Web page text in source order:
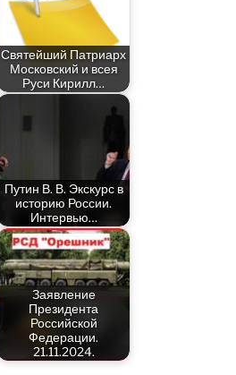
Святейший Патриарх
Московский и всея
Руси Кирилл…
Путин В. В. Экскурс в
историю России.
Интервью…
Заявление
Президента
Российской
Федерации.
21.11.2024.